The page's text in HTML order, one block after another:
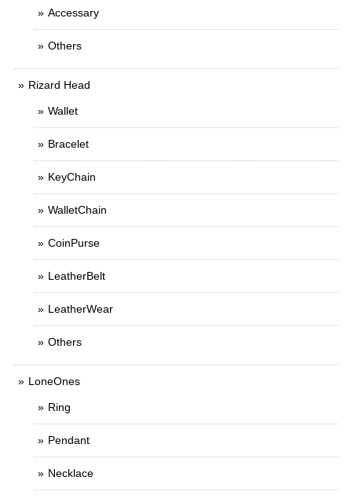
Accessary
Others
Rizard Head
Wallet
Bracelet
KeyChain
WalletChain
CoinPurse
LeatherBelt
LeatherWear
Others
LoneOnes
Ring
Pendant
Necklace